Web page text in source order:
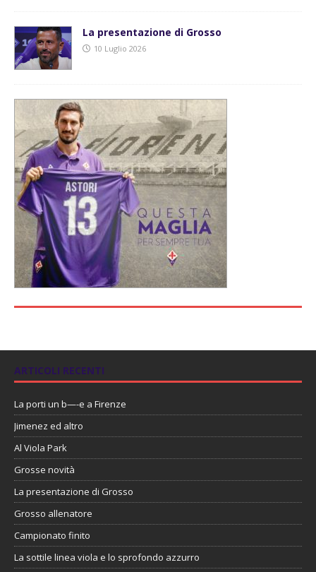
La presentazione di Grosso
10 Luglio 2026
ARTICOLI RECENTI
La porti un b—-e a Firenze
Jimenez ed altro
Al Viola Park
Grosse novità
La presentazione di Grosso
Grosso allenatore
Campionato finito
La sottile linea viola e lo sprofondo azzurro